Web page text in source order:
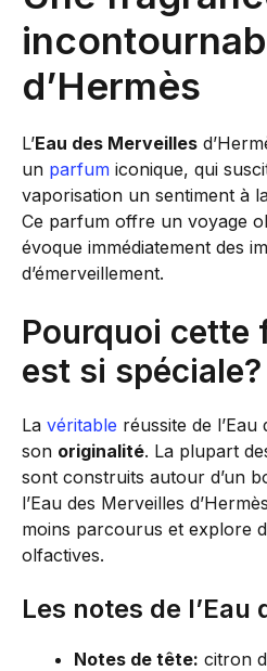
d’Hermès
L’Eau des Merveilles
un parfum iconique, qui
vaporisation un sentiment à
Ce parfum offre un voyage
évoque immédiatement des
d’émerveillement.
Pourquoi cette
est si spéciale?
La véritable réussite de
son originalité. La plupart
sont construits autour d’un
l’Eau des Merveilles
moins parcourus et explore
olfactives.
Les notes de
Notes de tête: citron